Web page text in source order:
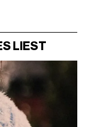
LIEST